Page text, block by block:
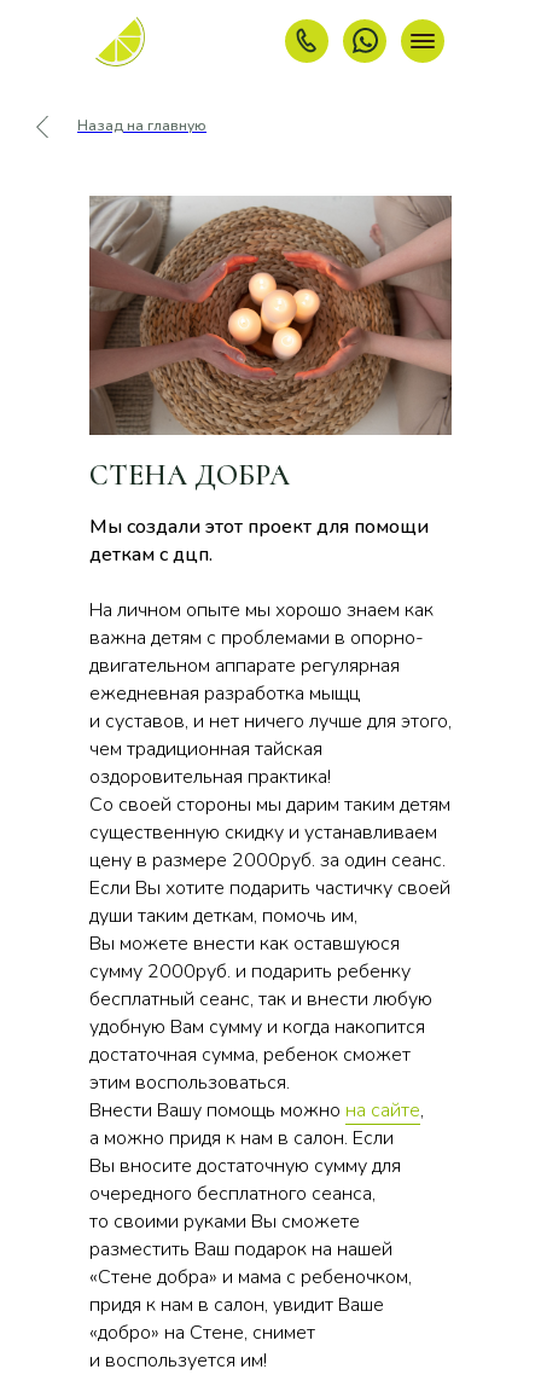
Назад на главную
СТЕНА ДОБРА
Мы создали этот проект для помощи
деткам с дцп.
На личном опыте мы хорошо знаем как
важна детям с проблемами в опорно-
двигательном аппарате регулярная
ежедневная разработка мыщц
и суставов, и нет ничего лучше для этого,
чем традиционная тайская
оздоровительная практика!
Со своей стороны мы дарим таким детям
существенную скидку и устанавливаем
цену в размере 2000руб. за один сеанс.
Если Вы хотите подарить частичку своей
души таким деткам, помочь им,
Вы можете внести как оставшуюся
сумму 2000руб. и подарить ребенку
бесплатный сеанс, так и внести любую
удобную Вам сумму и когда накопится
достаточная сумма, ребенок сможет
этим воспользоваться.
Внести Вашу помощь можно на сайте,
а можно придя к нам в салон. Если
Вы вносите достаточную сумму для
очередного бесплатного сеанса,
то своими руками Вы сможете
разместить Ваш подарок на нашей
«Стене добра» и мама с ребеночком,
придя к нам в салон, увидит Ваше
«добро» на Стене, снимет
и воспользуется им!